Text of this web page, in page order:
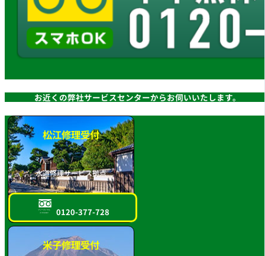
お近くの弊社サービスセンターからお伺いいたします。
松江修理受付
水道修理サービス拠点
フリーダイヤル
スマホOK!! 0120-377-728
米子修理受付